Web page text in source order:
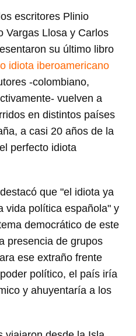
escritores Plinio
Vargas Llosa y Carlos
su último libro
idiota iberoamericano
-colombiano,
vuelven a
en distintos países
a casi 20 años de la
perfecto idiota
que "el idiota ya
vida política española" y
democrático de este
presencia de grupos
ese extraño frente
político, el país iría
y ahuyentaría a los